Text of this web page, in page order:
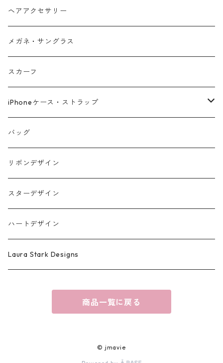
ヘアアクセサリー
メガネ・サングラス
スカーフ
iPhoneケース・ストラップ
iPhone17シリーズ対応
バッグ
リボンデザイン
スターデザイン
ハートデザイン
Laura Stark Designs
商品一覧に戻る
© jmavie